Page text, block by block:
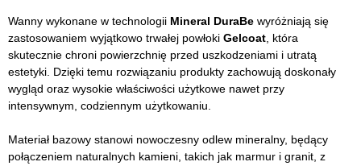
Wanny wykonane w technologii Mineral DuraBe wyróżniają się
zastosowaniem wyjątkowo trwałej powłoki Gelcoat , która
skutecznie chroni powierzchnię przed uszkodzeniami i utratą
estetyki. Dzięki temu rozwiązaniu produkty zachowują doskonały
wygląd oraz wysokie właściwości użytkowe nawet przy
intensywnym, codziennym użytkowaniu.
Materiał bazowy stanowi nowoczesny odlew mineralny, będący
połączeniem naturalnych kamieni, takich jak marmur i granit, z